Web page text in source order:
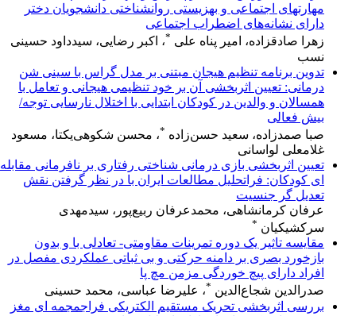
مهارتهای اجتماعی و بهزیستی روانشناختی دانشجویان دختر
دارای نشانه‌های اضطراب اجتماعی
زهرا صادقزاده، امیر پناه علی * ، اکبر رضایی، سیدداود حسینی
نسب
تدوین برنامه تنظیم هیجان مبتنی بر مدل گراس با سینی شن
درمانی: تعیین اثربخشی آن بر خود تنظیمی هیجانی و تعامل با
همسالان و والدین در کودکان ابتدایی با اختلال نارسایی توجه/
بیش فعالی
صبا صمدزاده، سعید حسن‌زاده *، محسن شکوهی‌یکتا، مسعود
غلامعلی لواسانی
تعیین اثربخشی بازی درمانی شناختی رفتاری بر نافرمانی مقابله
ای کودکان: فراتحلیل مطالعات ایران با در نظر گرفتن نقش
تعدیل گر جنسیت
عرفان کرمانشاهی، محمدعرفان ربیع‌پور، سیدمهدی
سرکشیکیان *
مقایسه تاثیر یک دوره تمرینات مقاومتی- تعادلی با و بدون
بازخورد بصری بر دامنه حرکتی و بی ثباتی عملکردی مفصل در
افراد دارای پیچ خوردگی مزمن مچ پا
صدرالدین شجاع‌الدین * ، علیرضا عباسی، محمد حسینی
بررسی اثربخشی تحریک مستقیم الکتریکی فراجمجمه ای مغز